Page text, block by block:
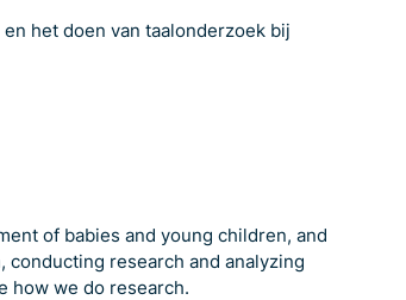
het doen van taalonderzoek bij
of babies and young children, and
research and analyzing
how we do research.